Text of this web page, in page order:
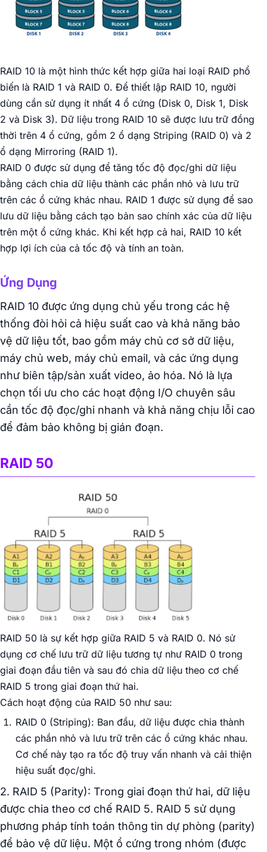
RAID 10 là một hình thức kết hợp giữa hai loại RAID phổ
biến là RAID 1 và RAID 0. Để thiết lập RAID 10, người
dùng cần sử dụng ít nhất 4 ổ cứng (Disk 0, Disk 1, Disk
2 và Disk 3). Dữ liệu trong RAID 10 sẽ được lưu trữ đồng
thời trên 4 ổ cứng, gồm 2 ổ dạng Striping (RAID 0) và 2
ổ dạng Mirroring (RAID 1).
RAID 0 được sử dụng để tăng tốc độ đọc/ghi dữ liệu
bằng cách chia dữ liệu thành các phần nhỏ và lưu trữ
trên các ổ cứng khác nhau. RAID 1 được sử dụng để sao
lưu dữ liệu bằng cách tạo bản sao chính xác của dữ liệu
trên một ổ cứng khác. Khi kết hợp cả hai, RAID 10 kết
hợp lợi ích của cả tốc độ và tính an toàn.
Ứng Dụng
RAID 10 được ứng dụng chủ yếu trong các hệ
thống đòi hỏi cả hiệu suất cao và khả năng bảo
vệ dữ liệu tốt, bao gồm máy chủ cơ sở dữ liệu,
máy chủ web, máy chủ email, và các ứng dụng
như biên tập/sản xuất video, ảo hóa. Nó là lựa
chọn tối ưu cho các hoạt động I/O chuyên sâu
cần tốc độ đọc/ghi nhanh và khả năng chịu lỗi cao
để đảm bảo không bị gián đoạn.
RAID 50
RAID 50 là sự kết hợp giữa RAID 5 và RAID 0. Nó sử
dụng cơ chế lưu trữ dữ liệu tương tự như RAID 0 trong
giai đoạn đầu tiên và sau đó chia dữ liệu theo cơ chế
RAID 5 trong giai đoạn thứ hai.
Cách hoạt động của RAID 50 như sau:
RAID 0 (Striping): Ban đầu, dữ liệu được chia thành
các phần nhỏ và lưu trữ trên các ổ cứng khác nhau.
Cơ chế này tạo ra tốc độ truy vấn nhanh và cải thiện
hiệu suất đọc/ghi.
2. RAID 5 (Parity): Trong giai đoạn thứ hai, dữ liệu
được chia theo cơ chế RAID 5. RAID 5 sử dụng
phương pháp tính toán thông tin dự phòng (parity)
để bảo vệ dữ liệu. Một ổ cứng trong nhóm (được